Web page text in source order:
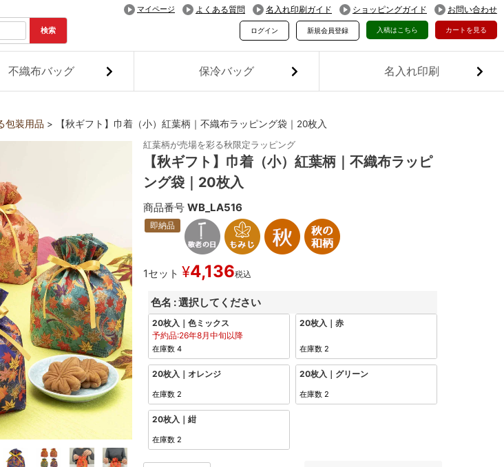
検索
マイページ よくある質問 名入れ印刷ガイド ショッピングガイド お問い合わせ
カートを見る
入稿はこちら
ログイン 新規会員登録
不織布バッグ 保冷バッグ 名入れ印刷
包装用品 【秋ギフト】巾着（小）紅葉柄｜不織布ラッピング袋｜20枚入
紅葉柄が売場を彩る秋限定ラッピング
【秋ギフト】巾着（小）紅葉柄｜不織布ラッピ
ング袋｜20枚入
商品番号 WB_LA516
即納品
1セット ¥4,136税込
色名 選択してください
20枚入｜色ミックス
予約品:26年8月中旬以降
在庫数 4
20枚入｜赤
在庫数 2
20枚入｜オレンジ
在庫数 2
20枚入｜グリーン
在庫数 2
20枚入｜紺
在庫数 2